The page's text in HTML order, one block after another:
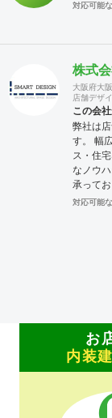
トでな
合は、
ます。
対応可能
株式
大阪府大
店舗デザ
この会
弊社は
す。 幅
ス・住
なノウ
承って
対応可能
お
内装